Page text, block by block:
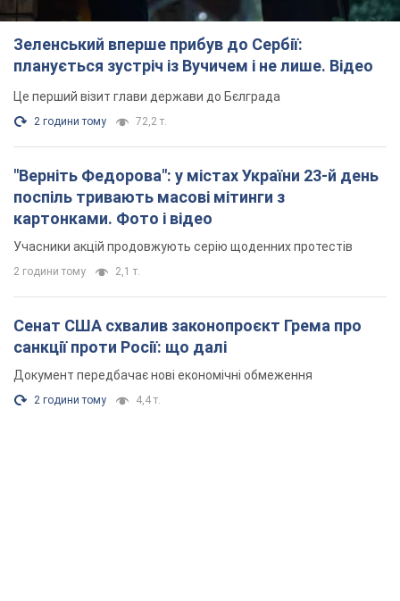
Зеленський вперше прибув до Сербії:
планується зустріч із Вучичем і не лише. Відео
Це перший візит глави держави до Бєлграда
2 години тому 72,2 т.
"Верніть Федорова": у містах України 23-й день
поспіль тривають масові мітинги з
картонками. Фото і відео
Учасники акцій продовжують серію щоденних протестів
2 години тому 2,1 т.
Сенат США схвалив законопроєкт Грема про
санкції проти Росії: що далі
Документ передбачає нові економічні обмеження
2 години тому 4,4 т.